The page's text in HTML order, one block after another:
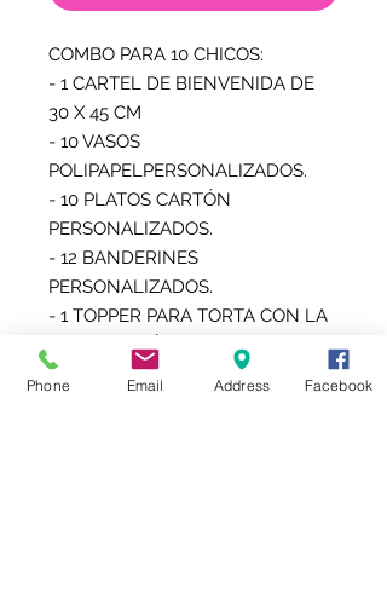
COMBO PARA 10 CHICOS:
- 1 CARTEL DE BIENVENIDA DE
30 X 45 CM
- 10 VASOS
POLIPAPELPERSONALIZADOS.
- 10 PLATOS CARTÓN
PERSONALIZADOS.
- 12 BANDERINES
PERSONALIZADOS.
- 1 TOPPER PARA TORTA CON LA
MISMA TEMÁTICA.
- 10 BOLSITAS PERSONALIZADAS
Phone Email Address Facebook